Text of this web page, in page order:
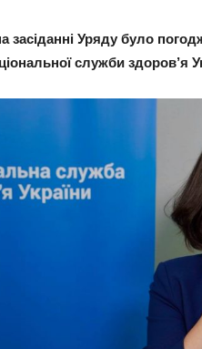
засіданні Уряду було
служби здоров’я